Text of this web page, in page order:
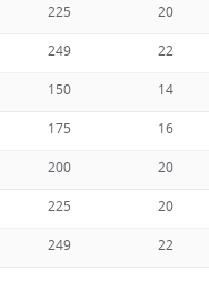
225 20
249 22
150 14
175 16
200 20
225 20
249 22